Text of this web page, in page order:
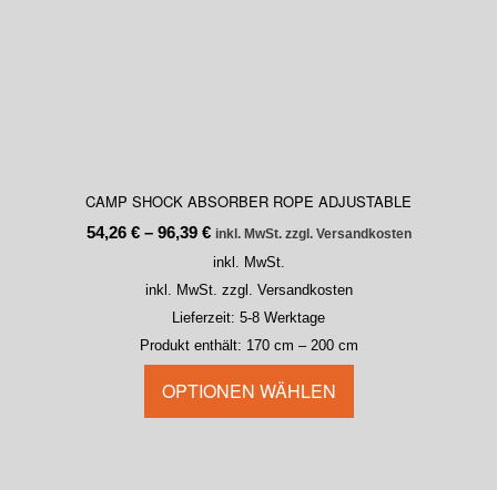
CAMP SHOCK ABSORBER ROPE ADJUSTABLE
54,26 €– 96,39 € inkl. MwSt. zzgl. Versandkosten
inkl. MwSt.
inkl. MwSt. zzgl. Versandkosten
Lieferzeit: 5-8 Werktage
Produkt enthält: 170 cm – 200 cm
OPTIONEN WÄHLEN